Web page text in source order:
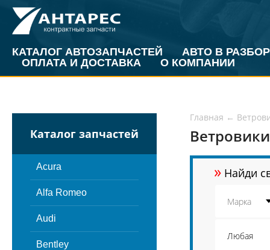
КАТАЛОГ АВТОЗАПЧАСТЕЙ
АВТО В РАЗБОР
ОПЛАТА И ДОСТАВКА
О КОМПАНИИ
Каталог запчастей
Acura
Alfa Romeo
Audi
Bentley
Главная ←
» Найди